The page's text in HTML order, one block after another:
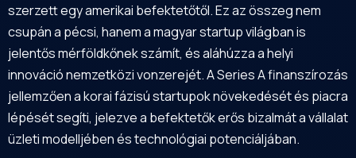
szerzett egy amerikai befektetőtől. Ez az összeg nem
csupán a pécsi, hanem a magyar startup világban is
jelentős mérföldkőnek számít, és aláhúzza a helyi
innováció nemzetközi vonzerejét. A Series A finanszírozás
jellemzően a korai fázisú startupok növekedését és piacra
lépését segíti, jelezve a befektetők erős bizalmát a vállalat
üzleti modelljében és technológiai potenciáljában.